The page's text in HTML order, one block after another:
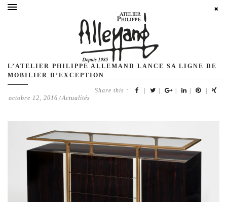
L’ATELIER PHILIPPE ALLEMAND LANCE SA LIGNE DE
MOBILIER D’EXCEPTION
octobre 12, 2016 Actualités
Share this :